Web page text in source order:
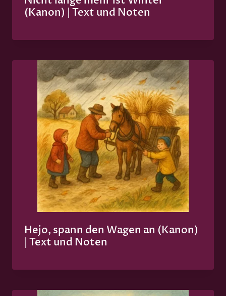
(Kanon) | Text und Noten
Hejo, spann den Wagen an (Kanon)
| Text und Noten